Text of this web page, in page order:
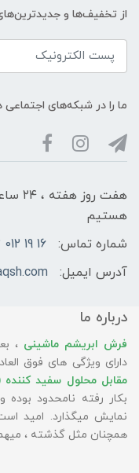
از تخفیف‌ها و
ما را در شبکه‌های اجتماعی
هفت
هستیم
شماره تماس:
16 19 012 0912 - 52 14 00 77 021
آدرس ایمیل:
درباره ما
فرش ابریشم ماشینی ،
دارای ویژگی های فوق
مقابل محلول سفید
بکار رفته نامحدود بوده
نمایش میگذارد. امید
همچنان مثل گذشته ،